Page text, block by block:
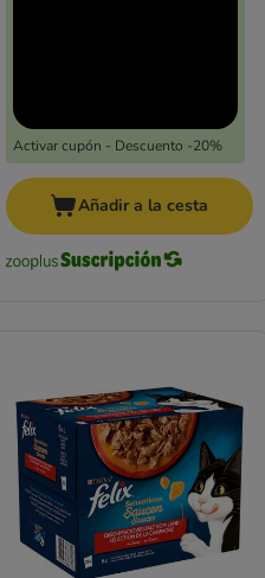
Activar cupón - Descuento -20%
Añadir a la cesta